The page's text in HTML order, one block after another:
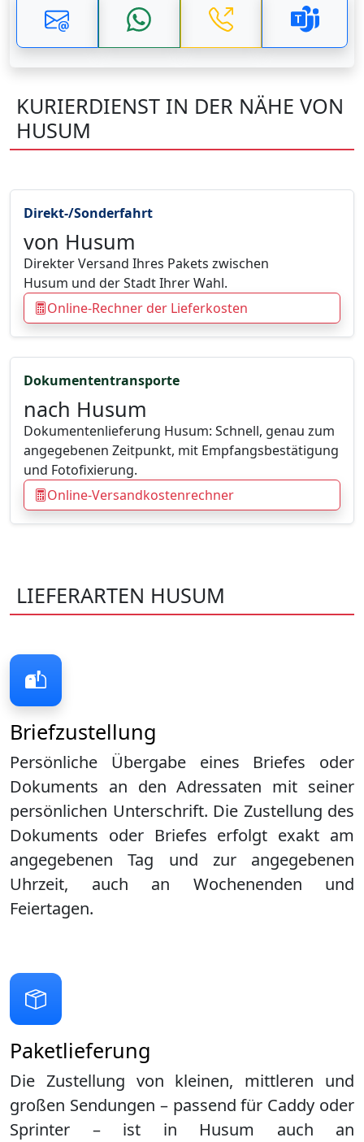
KURIERDIENST IN DER NÄHE VON
HUSUM
Direkt-/Sonderfahrt
von Husum
Direkter Versand Ihres Pakets zwischen
Husum und der Stadt Ihrer Wahl.
Online-Rechner der Lieferkosten
Dokumententransporte
nach Husum
Dokumentenlieferung Husum: Schnell, genau zum
angegebenen Zeitpunkt, mit Empfangsbestätigung
und Fotofixierung.
Online-Versandkostenrechner
LIEFERARTEN HUSUM
Briefzustellung
Persönliche Übergabe eines Briefes oder
Dokuments an den Adressaten mit seiner
persönlichen Unterschrift. Die Zustellung des
Dokuments oder Briefes erfolgt exakt am
angegebenen Tag und zur angegebenen
Uhrzeit, auch an Wochenenden und
Feiertagen.
Paketlieferung
Die Zustellung von kleinen, mittleren und
großen Sendungen – passend für Caddy oder
Sprinter – ist in Husum auch an